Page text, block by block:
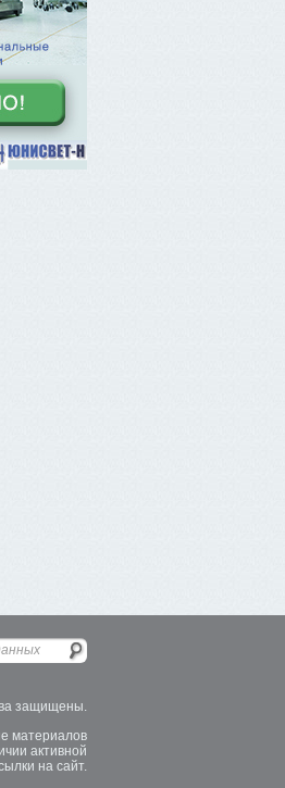
защищены.
материалов
активной
на сайт.